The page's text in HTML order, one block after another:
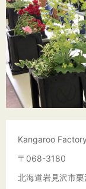
Kangaroo
〒068-3180
北海道岩見沢市